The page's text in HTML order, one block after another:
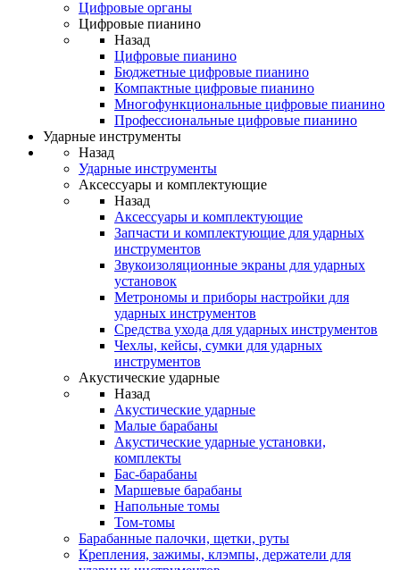
Цифровые органы
Цифровые пианино
Назад
Цифровые пианино
Бюджетные цифровые пианино
Компактные цифровые пианино
Многофункциональные цифровые пианино
Профессиональные цифровые пианино
Ударные инструменты
Назад
Ударные инструменты
Аксессуары и комплектующие
Назад
Аксессуары и комплектующие
Запчасти и комплектующие для ударных
инструментов
Звукоизоляционные экраны для ударных
установок
Метрономы и приборы настройки для
ударных инструментов
Средства ухода для ударных инструментов
Чехлы, кейсы, сумки для ударных
инструментов
Акустические ударные
Назад
Акустические ударные
Mалые барабаны
Акустические ударные установки,
комплекты
Бас-барабаны
Маршевые барабаны
Напольные томы
Том-томы
Барабанные палочки, щетки, руты
Крепления, зажимы, клэмпы, держатели для